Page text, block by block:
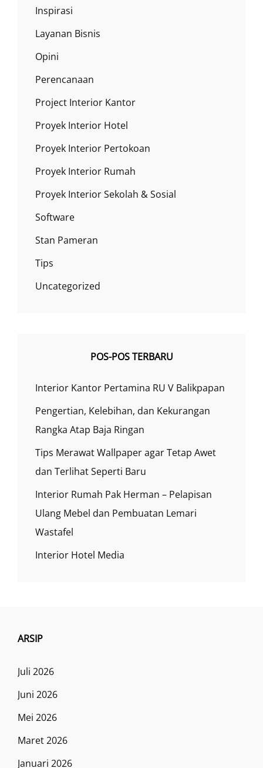
Inspirasi
Layanan Bisnis
Opini
Perencanaan
Project Interior Kantor
Proyek Interior Hotel
Proyek Interior Pertokoan
Proyek Interior Rumah
Proyek Interior Sekolah & Sosial
Software
Stan Pameran
Tips
Uncategorized
POS-POS TERBARU
Interior Kantor Pertamina RU V Balikpapan
Pengertian, Kelebihan, dan Kekurangan
Rangka Atap Baja Ringan
Tips Merawat Wallpaper agar Tetap Awet
dan Terlihat Seperti Baru
Interior Rumah Pak Herman – Pelapisan
Ulang Mebel dan Pembuatan Lemari
Wastafel
Interior Hotel Media
ARSIP
Juli 2026
Juni 2026
Mei 2026
Maret 2026
Januari 2026